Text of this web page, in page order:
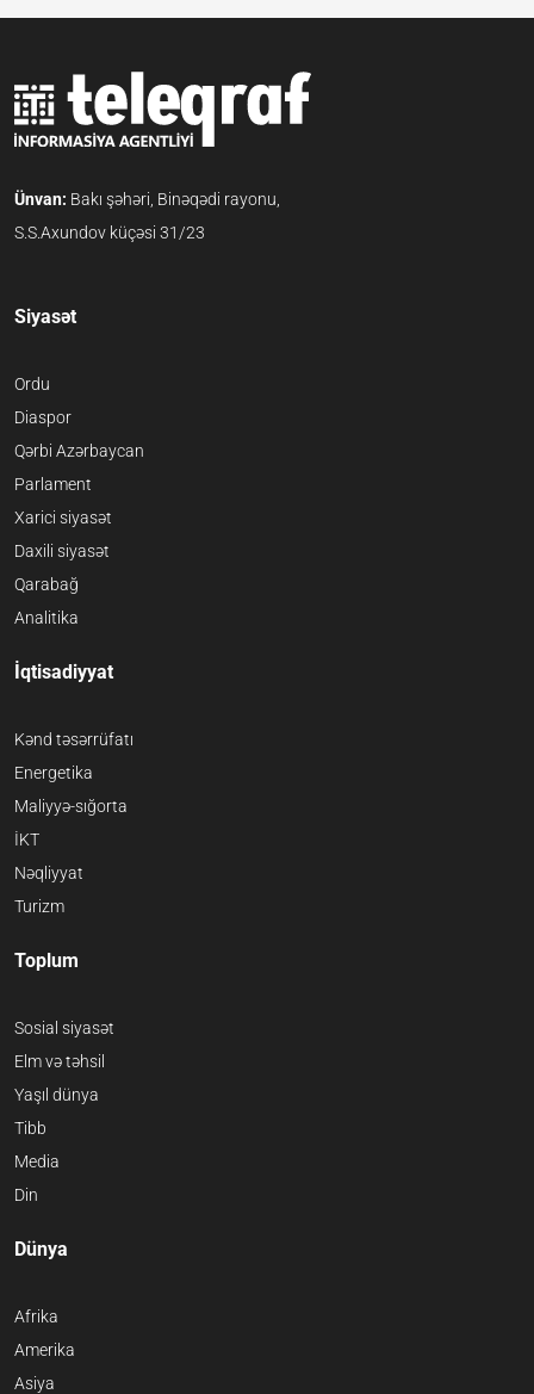
Ünvan: Bakı şəhəri, Binəqədi rayonu,
S.S.Axundov küçəsi 31/23
Siyasət
Ordu
Diaspor
Qərbi Azərbaycan
Parlament
Xarici siyasət
Daxili siyasət
Qarabağ
Analitika
İqtisadiyyat
Kənd təsərrüfatı
Energetika
Maliyyə-sığorta
İKT
Nəqliyyat
Turizm
Toplum
Sosial siyasət
Elm və təhsil
Yaşıl dünya
Tibb
Media
Din
Dünya
Afrika
Amerika
Asiya